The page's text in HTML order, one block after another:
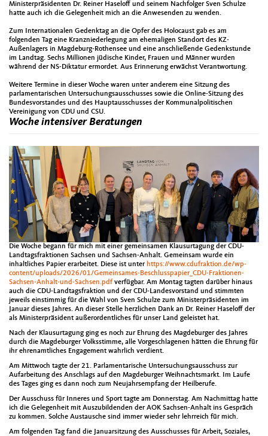
Ministerpräsidenten Dr. Reiner Haseloff und seinem Nachfolger Sven Schulze
hatte auch ich die Gelegenheit mich an die Anwesenden zu wenden.
Zum Internationalen Gedenktag an die Opfer des Holocaust gab es am
folgenden Tag eine Kranzniederlegung am ehemaligen Standort des KZ-
Außenlagers in Magdeburg-Rothensee und eine anschließende Gedenkstunde
im Landtag. Sechs Millionen jüdische Kinder, Frauen und Männer wurden
während der NS-Diktatur ermordet. Aus Erinnerung erwächst Verantwortung.
Weitere Termine in dieser Woche waren unter anderem eine Sitzung des
parlamentarischen Untersuchungsausschusses sowie die Online-Sitzung des
Bundesvorstandes und des Hauptausschusses der Kommunalpolitischen
Vereinigung von CDU und CSU.
Woche intensiver Beratungen
Die Woche begann für mich mit einer gemeinsamen Klausurtagung der CDU-
Landtagsfraktionen Sachsen und Sachsen-Anhalt. Gemeinsam wurde ein
inhaltliches Papier erarbeitet. Diese ist unter https://www.cdufraktion.de/wp-
content/uploads/2026/01/Gemeinsames-Beschlusspapier_CDU-Fraktionen-
Sachsen-Anhalt-und-Sachsen.pdf verfügbar. Am Montag tagten darüber hinaus
auch die CDU-Landtagsfraktion und der CDU-Landesvorstand und stimmten
jeweils einstimmig für die Wahl von Sven Schulze zum Ministerpräsidenten im
Januar dieses Jahres. An dieser Stelle herzlichen Dank an Dr. Reiner Haseloff der
als Ministerpräsident außerordentliches für unser Land geleistet hat.
Nach der Klausurtagung ging es noch zur Ehrung des Magdeburger des Jahres
durch die Magdeburger Volksstimme, alle Vorgeschlagenen hätten die Ehrung für
ihr ehrenamtliches Engagement wahrlich verdient.
Am Mittwoch tagte der 21. Parlamentarische Untersuchungsausschuss zur
Aufarbeitung des Anschlags auf den Magdeburger Weihnachtsmarkt. Im Laufe
des Tages ging es dann noch zum Neujahrsempfang der Heilberufe.
Der Ausschuss für Inneres und Sport tagte am Donnerstag. Am Nachmittag hatte
ich die Gelegenheit mit Auszubildenden der AOK Sachsen-Anhalt ins Gespräch
zu kommen. Solche Austausche sind immer wieder sehr lehrreich für mich.
Am folgenden Tag fand die Januarsitzung des Ausschusses für Arbeit, Soziales,